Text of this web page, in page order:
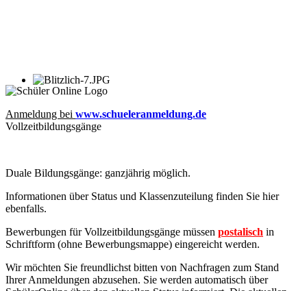
Anmeldung bei www.schueleranmeldung.de
Vollzeitbildungsgänge
Duale Bildungsgänge: ganzjährig möglich.
Informationen über Status und Klassenzuteilung finden Sie hier
ebenfalls.
Bewerbungen für Vollzeitbildungsgänge müssen postalisch in
Schriftform (ohne Bewerbungsmappe) eingereicht werden.
Wir möchten Sie freundlichst bitten von Nachfragen zum Stand
Ihrer Anmeldungen abzusehen. Sie werden automatisch über